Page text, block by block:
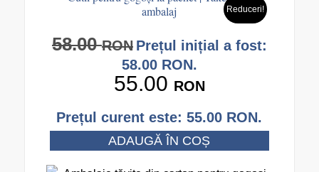
ambalaj
58.00RON Prețul inițial a fost:
58.00 RON.
55.00 RON
Prețul curent este: 55.00 RON.
ADAUGĂ ÎN COȘ
Reduceri!